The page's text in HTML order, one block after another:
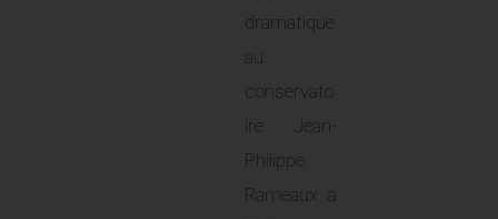
dramatique
au
conservato
ire Jean-
Philippe
Rameaux à